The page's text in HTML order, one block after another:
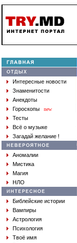
Интересные новости
Знаменитости
Анекдоты
Гороскопы
new
Тесты
Всё о музыке
Загадай желание !
Аномалии
Мистика
Магия
НЛО
Библейские истории
Вампиры
Астрология
Психология
Твоё имя